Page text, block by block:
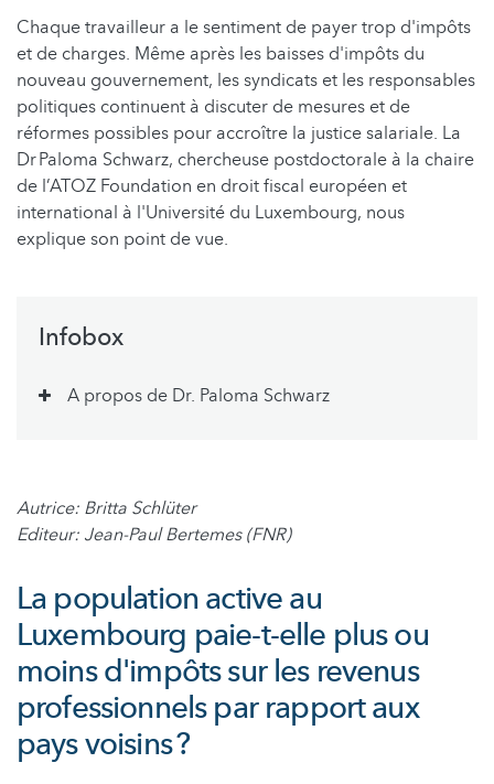
Chaque travailleur a le sentiment de payer trop d'impôts
et de charges. Même après les baisses d'impôts du
nouveau gouvernement, les syndicats et les responsables
politiques continuent à discuter de mesures et de
réformes possibles pour accroître la justice salariale. La
Dr Paloma Schwarz, chercheuse postdoctorale à la chaire
de l’ATOZ Foundation en droit fiscal européen et
international à l'Université du Luxembourg, nous
explique son point de vue.
Infobox
A propos de Dr. Paloma Schwarz
Autrice: Britta Schlüter
Editeur: Jean-Paul Bertemes (FNR)
La population active au
Luxembourg paie-t-elle plus ou
moins d'impôts sur les revenus
professionnels par rapport aux
pays voisins ?